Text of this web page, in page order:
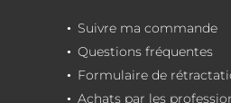
Suivre ma commande
Questions fréquentes
Formulaire de
Achats par les